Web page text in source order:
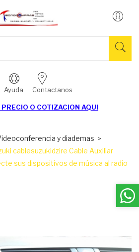
Ayuda Contactanos
PRECIO O COTIZACION AQUI
y diademas
cablesuzukidzire Cable Auxiliar
sus dispositivos de música al radio